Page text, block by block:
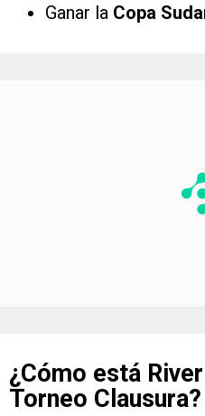
Ganar la Copa
¿Cómo está
Torneo Clausura?